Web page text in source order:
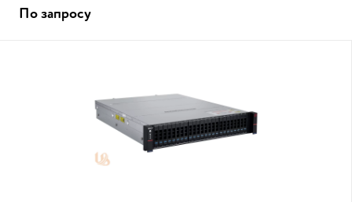
По запросу